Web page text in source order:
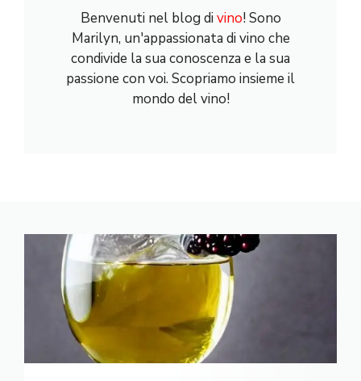
Benvenuti nel blog divino! Sono
Marilyn, un'appassionata di vino che
condivide la sua conoscenza e la sua
passione con voi. Scopriamo insieme il
mondo del vino!